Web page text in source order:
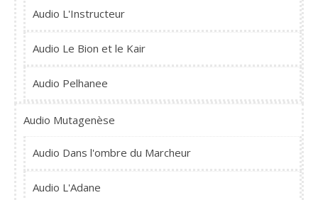
Audio L'Instructeur
Audio Le Bion et le Kair
Audio Pelhanee
Audio Mutagenèse
Audio Dans l'ombre du Marcheur
Audio L'Adane